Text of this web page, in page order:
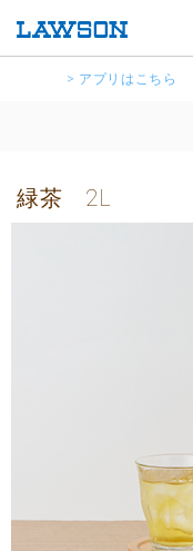
> アプリはこちら
緑茶 2L